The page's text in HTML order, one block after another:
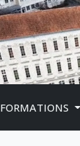
FORMATIONS